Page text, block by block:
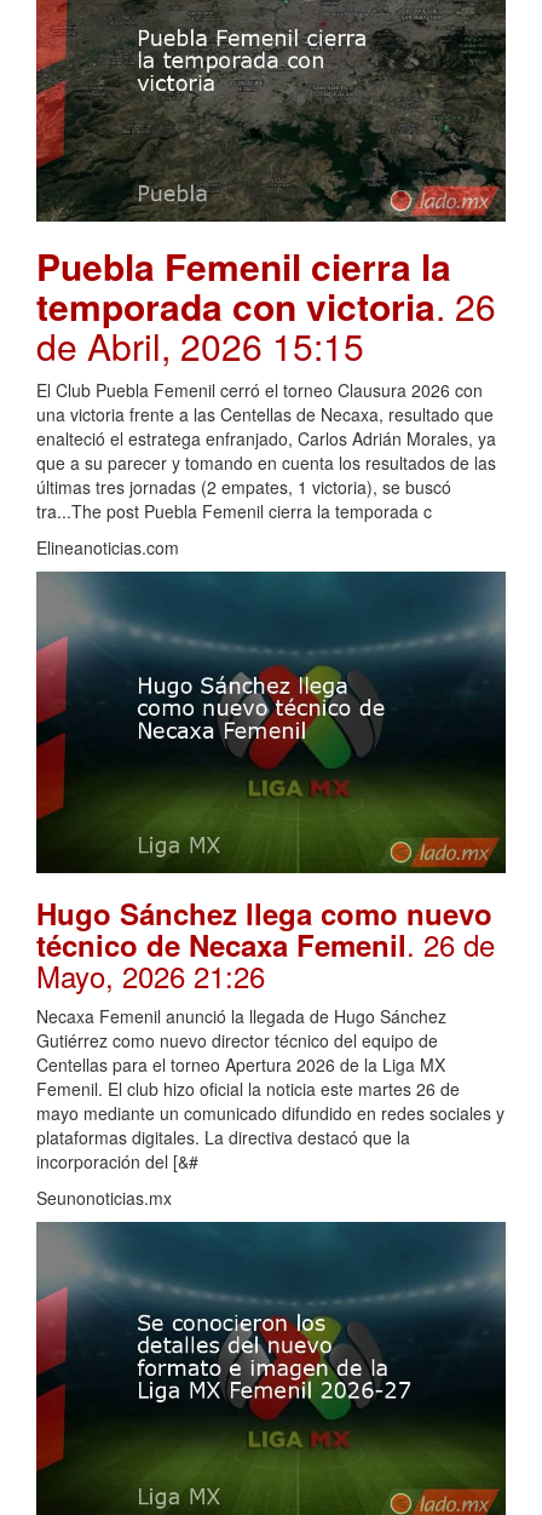
Puebla Femenil cierra la
temporada con victoria. 26
de Abril, 2026 15:15
El Club Puebla Femenil cerró el torneo Clausura 2026 con
una victoria frente a las Centellas de Necaxa, resultado que
enalteció el estratega enfranjado, Carlos Adrián Morales, ya
que a su parecer y tomando en cuenta los resultados de las
últimas tres jornadas (2 empates, 1 victoria), se buscó
tra...The post Puebla Femenil cierra la temporada c
Elineanoticias.com
Hugo Sánchez llega como nuevo
técnico de Necaxa Femenil. 26 de
Mayo, 2026 21:26
Necaxa Femenil anunció la llegada de Hugo Sánchez
Gutiérrez como nuevo director técnico del equipo de
Centellas para el torneo Apertura 2026 de la Liga MX
Femenil. El club hizo oficial la noticia este martes 26 de
mayo mediante un comunicado difundido en redes sociales y
plataformas digitales. La directiva destacó que la
incorporación del [&#
Seunonoticias.mx